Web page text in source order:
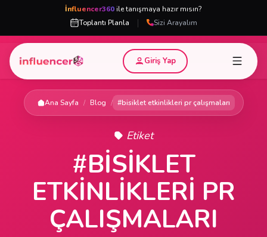
İnfluencer360 ile tanışmaya hazır mısın?
Toplantı Planla
| Sizi Arayalım
Giriş Yap
Ana Sayfa / Blog / #bisiklet etkinlikleri pr çalışmaları
Etiket
#BISIKLET
ETKINLIKLERI PR
ÇALIŞMALARI